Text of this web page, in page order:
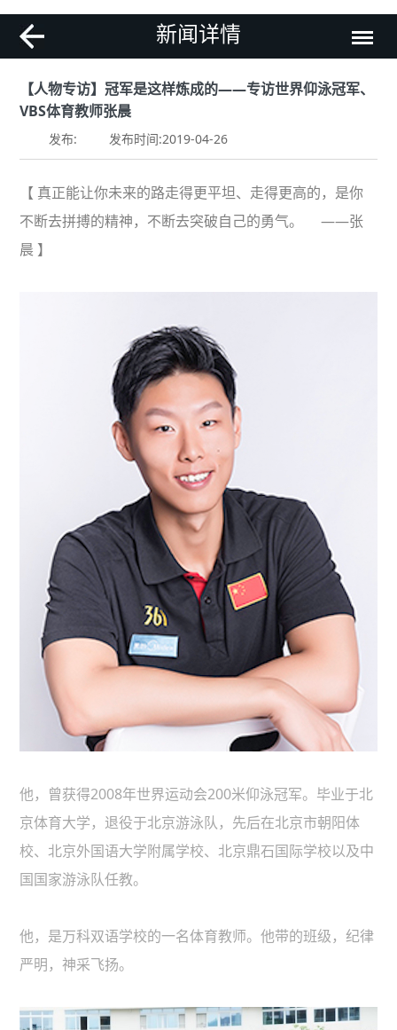
新闻详情
【人物专访】冠军是这样炼成的——专访世界仰泳冠军、
VBS体育教师张晨
发布: 发布时间:2019-04-26
【 真正能让你未来的路走得更平坦、走得更高的，是你
不断去拼搏的精神，不断去突破自己的勇气。 ——张
晨 】
他，曾获得2008年世界运动会200米仰泳冠军。毕业于北
京体育大学，退役于北京游泳队，先后在北京市朝阳体
校、北京外国语大学附属学校、北京鼎石国际学校以及中
国国家游泳队任教。
他，是万科双语学校的一名体育教师。他带的班级，纪律
严明，神采飞扬。